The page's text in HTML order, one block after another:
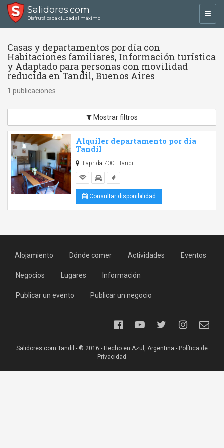
Salidores.com
Disfrutá cada ciudad al máximo
Casas y departamentos por día con
Habitaciones familiares, Información turística
y Adaptado para personas con movilidad
reducida en Tandil, Buenos Aires
1 publicaciones
Mostrar filtros
Alquiler departamento por dia
Tandil
Laprida 700 - Tandil
Consultar disponibilidad
Alojamiento Dónde comer Actividades Eventos
Negocios Lugares Información
Publicar un evento Publicar un negocio
Salidores.com Tandil - ® 2016 - Hecho en Azul, Argentina - Política de
Privacidad